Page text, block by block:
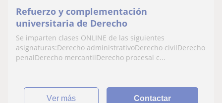
Refuerzo y complementación
universitaria de Derecho
Se imparten clases ONLINE de las siguientes
asignaturas:Derecho administrativoDerecho civilDerecho
penalDerecho mercantilDerecho procesal c...
ver más Contactar